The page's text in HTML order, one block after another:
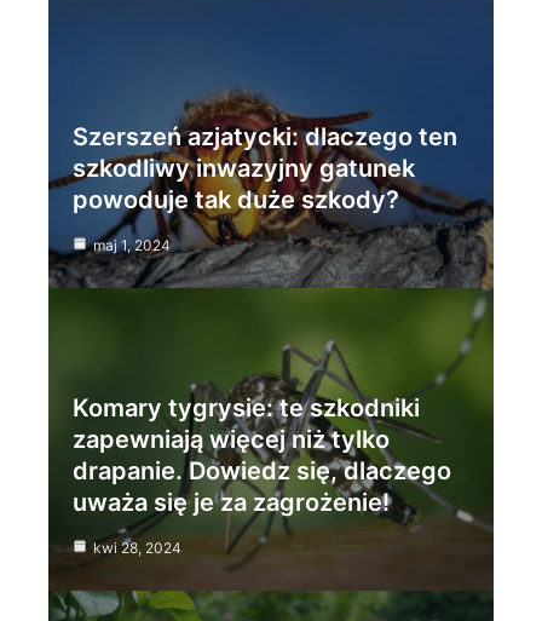
Szerszeń azjatycki: dlaczego ten
szkodliwy inwazyjny gatunek
powoduje tak duże szkody?
maj 1, 2024
Komary tygrysie: te szkodniki
zapewniają więcej niż tylko
drapanie. Dowiedz się, dlaczego
uważa się je za zagrożenie!
kwi 28, 2024